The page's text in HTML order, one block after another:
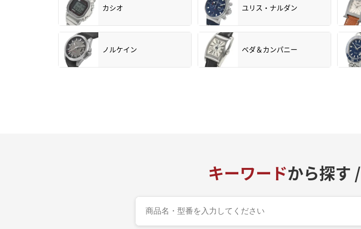
カシオ ユリス・ナルダン
ノルケイン ベダ＆カンパニー
キーワードから探す /